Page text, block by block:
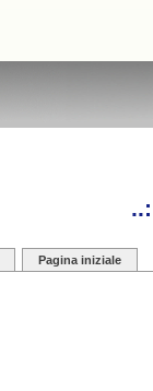
Pagina iniziale